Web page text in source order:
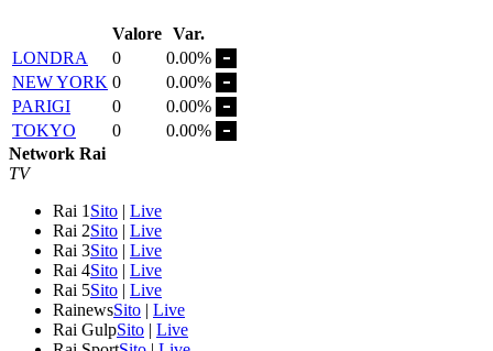
Valore Var.
LONDRA
0
0.00%
NEW YORK 0
0.00%
PARIGI
0
0.00%
TOKYO
0
0.00%
Network Rai
TV
Rai 1 Sito | Live
Rai 2Sito | Live
Rai 3Sito | Live
Rai 4Sito | Live
Rai 5Sito | Live
RainewsSito | Live
Rai GulpSito | Live